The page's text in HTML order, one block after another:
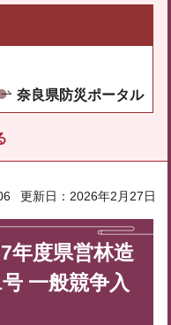
奈良県防災ポータル
更新日：2026年2月27日
年度県営林造
一般競争入